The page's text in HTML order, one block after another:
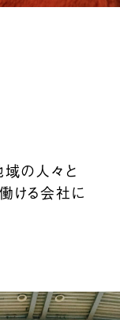
域の人々と
ける会社に